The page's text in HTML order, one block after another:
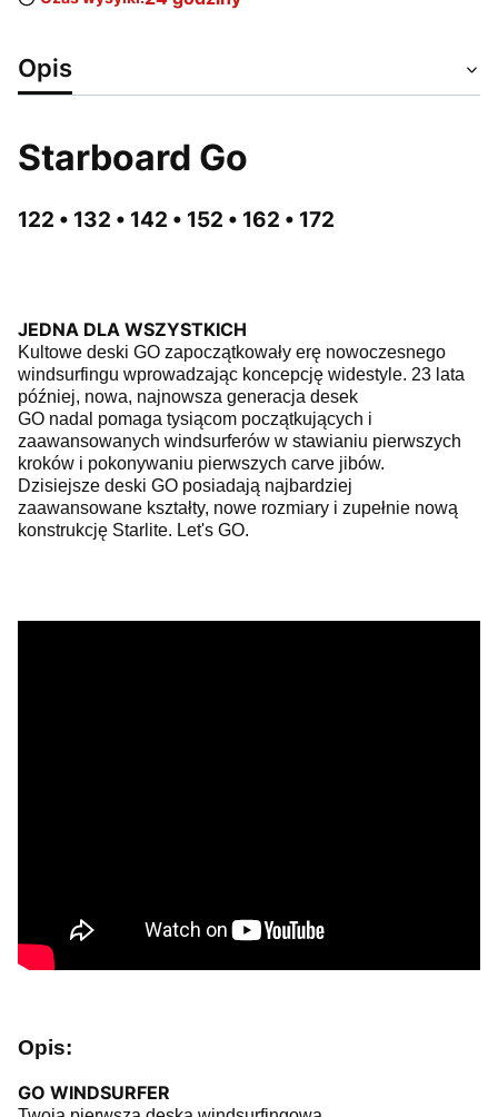
Opis
Starboard Go
122 • 132 • 142 • 152 • 162 • 172
JEDNA DLA WSZYSTKICH
Kultowe deski GO zapoczątkowały erę nowoczesnego
windsurfingu wprowadzając koncepcję widestyle. 23 lata
później, nowa, najnowsza generacja desek
GO nadal pomaga tysiącom początkujących i
zaawansowanych windsurferów w stawianiu pierwszych
kroków i pokonywaniu pierwszych carve jibów.
Dzisiejsze deski GO posiadają najbardziej
zaawansowane kształty, nowe rozmiary i zupełnie nową
konstrukcję Starlite. Let's GO.
Opis:
GO WINDSURFER